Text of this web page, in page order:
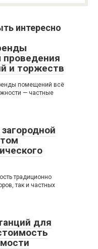
интересно
и торжеств
помещений всё
— частные
традиционно
так и частных
для